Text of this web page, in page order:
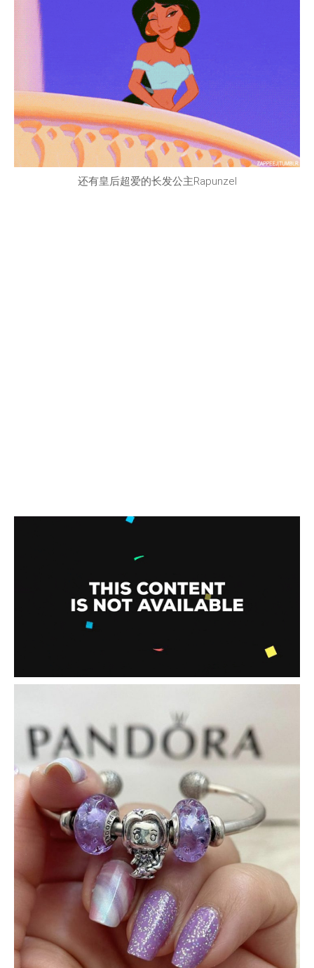
还有皇后超爱的长发公主Rapunzel